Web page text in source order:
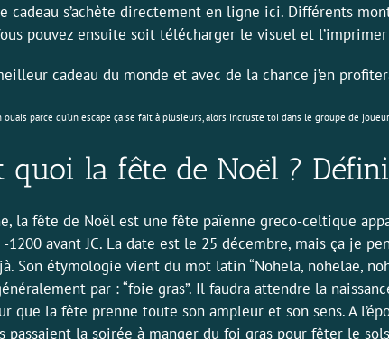
cadeau s’achète directementen ligne ici. Différents
pouvez ensuite soit télécharger le visuel et
cadeau du monde et avec de la chance j’en
ouais parce qu’un escape ça se fait à plusieurs, alors incruste toi dans le groupe de
quoi la fête de Noël ?
la fête de Noël est une fête païenne greco-celtique
1200 avant JC. La date est le 25 décembre, mais ça je
Son étymologie vient du mot latin “Nohela, nohelae,
par : “foie gras”. Il faudra attendre la
que la fête prenne toute son ampleur et son sens. A
passaient la soirée à manger du foi gras pour fêter le